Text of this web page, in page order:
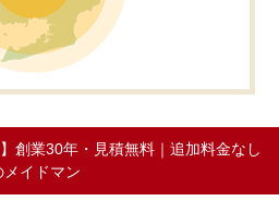
創業30年・見積無料｜追加料金なし
メイドマン